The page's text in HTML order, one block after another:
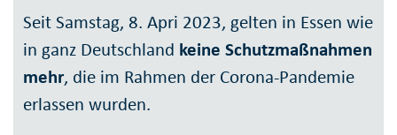
Seit Samstag, 8. Apri 2023, gelten in Essen wie
in ganz Deutschland keine Schutzmaßnahmen
mehr, die im Rahmen der Corona-Pandemie
erlassen wurden.